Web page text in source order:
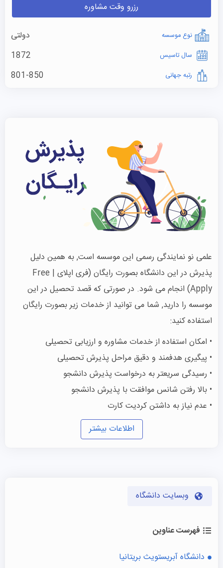
رزرو وقت مشاوره
نوع موسسه دولتی
سال تاسیس 1872
رتبه جهانی 801-850
علمی نو نمایندگی رسمی این موسسه است, به همین دلیل
پذیرش در این دانشگاه بصورت رایگان (فری اپلای | Free
Apply) انجام می شود. در صورتی که قصد تحصیل در این
موسسه را دارید, شما می توانید از خدمات زیر بصورت رایگان
استفاده کنید:
• امکان استفاده از خدمات مشاوره و ارزیابی تحصیلی
• پیگیری هدفمند و دقیق مراحل پذیرش تحصیلی
• رسیدگی سریعتر به درخواست پذیرش دانشجو
• بالا رفتن شانس موافقت با پذیرش دانشجو
• عدم نیاز به داشتن کردیت کارت
اطلاعات بیشتر
وبسایت دانشگاه
فهرست عناوین
دانشگاه آبریستویث بریتانیا